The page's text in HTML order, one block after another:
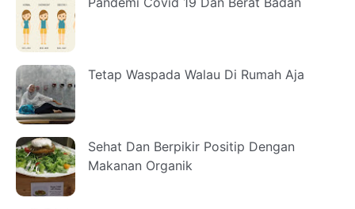
Tetap Waspada Walau Di Rumah Aja
Sehat Dan Berpikir Positip Dengan
Makanan Organik